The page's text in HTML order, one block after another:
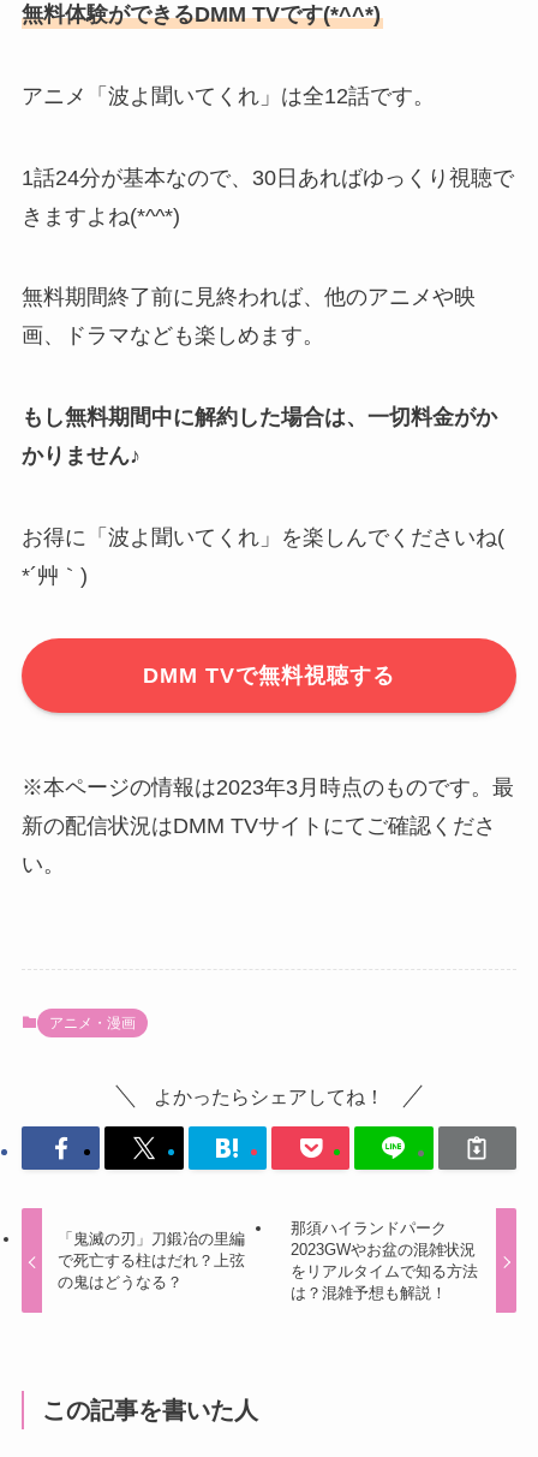
無料体験ができるDMM TVです(*^^*)
アニメ「波よ聞いてくれ」は全12話です。
1話24分が基本なので、30日あればゆっくり視聴で
きますよね(*^^*)
無料期間終了前に見終われば、他のアニメや映
画、ドラマなども楽しめます。
もし無料期間中に解約した場合は、一切料金がか
かりません♪
お得に「波よ聞いてくれ」を楽しんでくださいね(
*´艸｀)
DMM TVで無料視聴する
※本ページの情報は2023年3月時点のものです。最
新の配信状況はDMM TVサイトにてご確認くださ
い。
アニメ・漫画
よかったらシェアしてね！
「鬼滅の刃」刀鍛冶の里編
で死亡する柱はだれ？上弦
の鬼はどうなる？
那須ハイランドパーク
2023GWやお盆の混雑状況
をリアルタイムで知る方法
は？混雑予想も解説！
この記事を書いた人